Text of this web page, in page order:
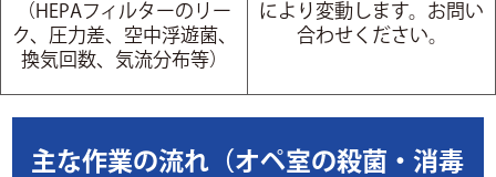
（HEPAフィルターのリー
ク、圧力差、空中浮遊菌、
換気回数、気流分布等）
により変動します。お問い
合わせください。
主な作業の流れ（オペ室の殺菌・消毒